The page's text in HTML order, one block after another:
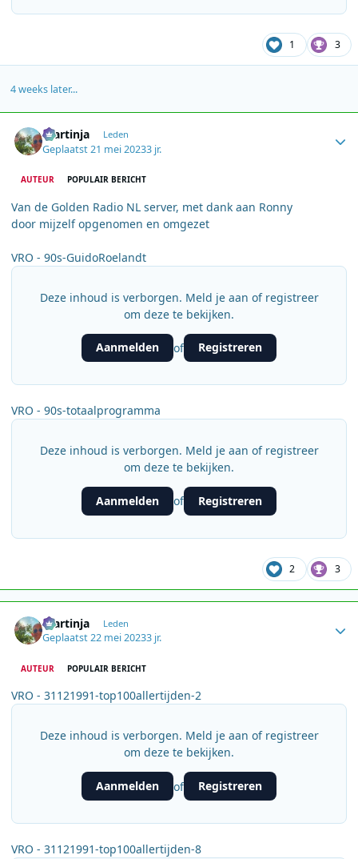
1 3
4 weeks later...
martinja Leden
Geplaatst21 mei 20233 jr.
AUTEUR POPULAIR BERICHT
Van de Golden Radio NL server, met dank aan Ronny
door mijzelf opgenomen en omgezet
VRO - 90s-GuidoRoelandt
Deze inhoud is verborgen. Meld je aan of registreer
om deze te bekijken.
Aanmelden of Registreren
VRO - 90s-totaalprogramma
Deze inhoud is verborgen. Meld je aan of registreer
om deze te bekijken.
Aanmelden of Registreren
2 3
martinja Leden
Geplaatst22 mei 20233 jr.
AUTEUR POPULAIR BERICHT
VRO - 31121991-top100allertijden-2
Deze inhoud is verborgen. Meld je aan of registreer
om deze te bekijken.
Aanmelden of Registreren
VRO - 31121991-top100allertijden-8